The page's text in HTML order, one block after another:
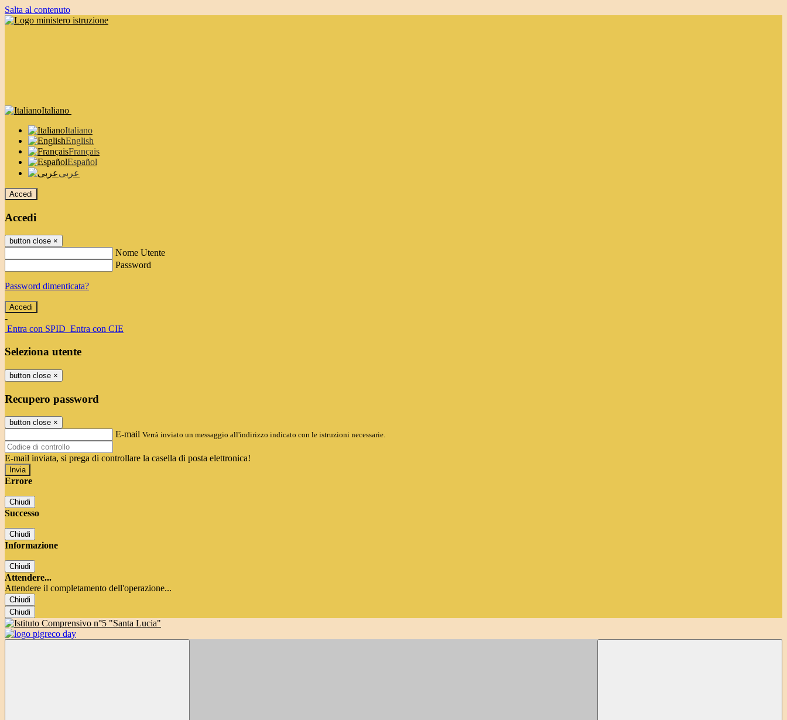
Salta al contenuto
Italiano
Italiano
English
Français
Español
عربى
Accedi
Accedi
button close ×
Nome Utente
Password
Password dimenticata?
-
Entra con SPID Entra con CIE
Seleziona utente
button close ×
Recupero password
button close ×
E-mail Verrà inviato un messaggio all'indirizzo indicato con le istruzioni necessarie.
E-mail inviata, si prega di controllare la casella di posta elettronica!
Errore
Chiudi
Successo
Chiudi
Informazione
Chiudi
Attendere...
Attendere il completamento dell'operazione...
Chiudi
Chiudi